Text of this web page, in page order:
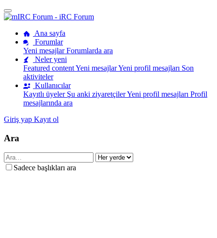
Ana sayfa
Forumlar
Yeni mesajlarForumlarda ara
Neler yeni
Featured contentYeni mesajlarYeni profil mesajları Son
aktiviteler
Kullanıcılar
Kayıtlı üyeler Şu anki ziyaretçilerYeni profil mesajları Profil
mesajlarında ara
Giriş yap Kayıt ol
Ara
Sadece başlıkları ara